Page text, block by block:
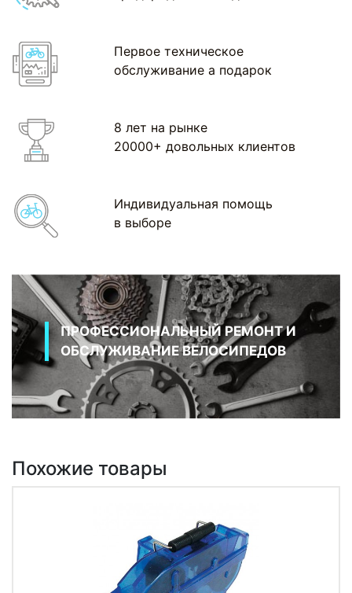
Первое техническое
обслуживание а подарок
8 лет на рынке
20000+ довольных клиентов
Индивидуальная помощь
в выборе
ПРОФЕССИОНАЛЬНЫЙ РЕМОНТ И
ОБСЛУЖИВАНИЕ ВЕЛОСИПЕДОВ
Похожие товары